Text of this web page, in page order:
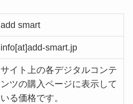
add smart
info[at]add-smart.jp
サイト上の各デジタルコンテ
ンツの購入ページに表示して
いる価格です。